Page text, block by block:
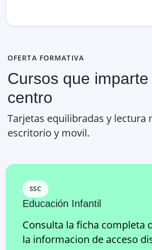
OFERTA FORMATIVA
Cursos que
centro
Tarjetas equilibradas y lectura
escritorio y movil.
SSC
Educación Infantil
Consulta la ficha completa
la informacion de acceso